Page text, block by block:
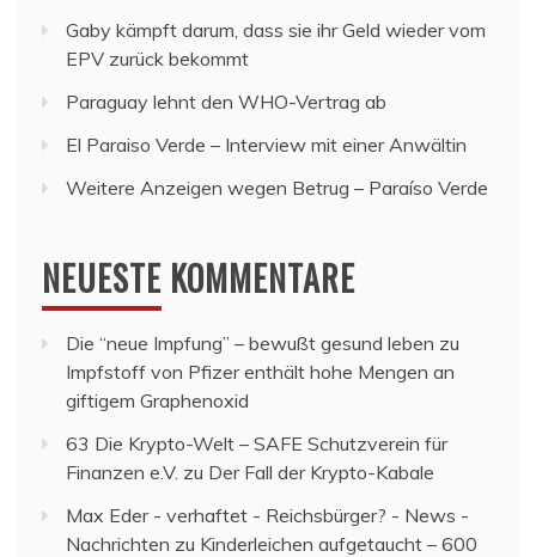
Gaby kämpft darum, dass sie ihr Geld wieder vom
EPV zurück bekommt
Paraguay lehnt den WHO-Vertrag ab
El Paraiso Verde – Interview mit einer Anwältin
Weitere Anzeigen wegen Betrug – Paraíso Verde
NEUESTE KOMMENTARE
Die “neue Impfung” – bewußt gesund leben zu
Impfstoff von Pfizer enthält hohe Mengen an
giftigem Graphenoxid
63 Die Krypto-Welt – SAFE Schutzverein für
Finanzen e.V. zu Der Fall der Krypto-Kabale
Max Eder - verhaftet - Reichsbürger? - News -
Nachrichten zu Kinderleichen aufgetaucht – 600